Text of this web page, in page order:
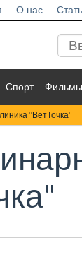
О нас
Спорт Фильмы
"ВетТочка"